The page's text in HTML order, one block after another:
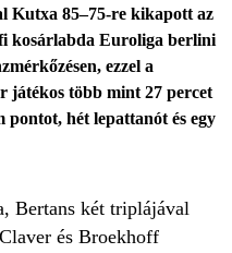
Kutxa 85–75-re kikapott az
kosárlabda Euroliga berlini
ezzel a
játékos több mint 27 percet
hét lepattanót és egy
Bertans két triplájával
és Broekhoff